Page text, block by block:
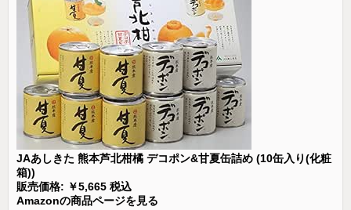
JAあしきた 熊本芦北柑橘 デコポン&甘夏缶詰め (10缶入り(化粧
箱))
販売価格: ￥5,665 税込
Amazonの商品ページを見る